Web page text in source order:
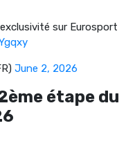
sur Eurosport
June 2, 2026
étape du